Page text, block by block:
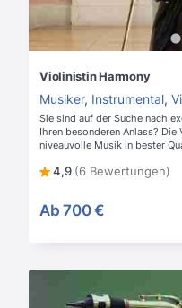
Violinistin Harmony
Musiker, Instrumental,
Sie sind auf der Suche nach
Ihren besonderen Anlass?
niveauvolle Musik in bester
4,9 (6 Bewertungen)
Ab 700 €